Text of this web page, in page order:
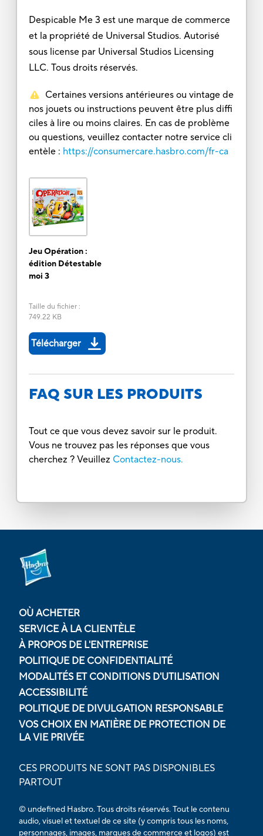
Despicable Me 3 est une marque de commerce
et la propriété de Universal Studios. Autorisé
sous license par Universal Studios Licensing
LLC. Tous droits réservés.
Certaines versions antérieures ou vintage de
nos jouets ou instructions peuvent être plus diffi
ciles à lire ou moins claires. En cas de problème
ou questions, veuillez contacter notre service cli
entèle : https://consumercare.hasbro.com/fr-ca
Jeu Opération :
édition Détestable
moi 3
Taille du fichier:
749.22 KB
Télécharger
FAQ SUR LES PRODUITS
Tout ce que vous devez savoir sur le produit.
Vous ne trouvez pas les réponses que vous
cherchez ? Veuillez Contactez-nous.
OÙ ACHETER
SERVICE À LA CLIENTÈLE
À PROPOS DE L'ENTREPRISE
POLITIQUE DE CONFIDENTIALITÉ
MODALITÉS ET CONDITIONS D'UTILISATION
ACCESSIBILITÉ
POLITIQUE DE DIVULGATION RESPONSABLE
VOS CHOIX EN MATIÈRE DE PROTECTION DE
LA VIE PRIVÉE
CES PRODUITS NE SONT PAS DISPONIBLES
PARTOUT
© undefined Hasbro. Tous droits réservés. Tout le contenu
audio, visuel et textuel de ce site (y compris tous les noms,
personnages, images, marques de commerce et logos) est